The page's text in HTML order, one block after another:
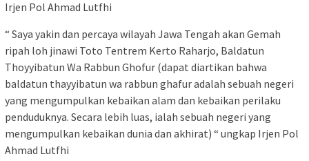
Irjen Pol Ahmad Lutfhi
“ Saya yakin dan percaya wilayah Jawa Tengah akan Gemah
ripah loh jinawi Toto Tentrem Kerto Raharjo, Baldatun
Thoyyibatun Wa Rabbun Ghofur (dapat diartikan bahwa
baldatun thayyibatun wa rabbun ghafur adalah sebuah negeri
yang mengumpulkan kebaikan alam dan kebaikan perilaku
penduduknya. Secara lebih luas, ialah sebuah negeri yang
mengumpulkan kebaikan dunia dan akhirat) “ ungkap Irjen Pol
Ahmad Lutfhi